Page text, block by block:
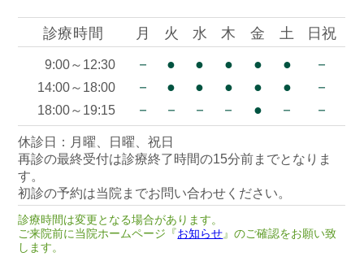
休診日：月曜、日曜、祝日
再診の最終受付は診療終了時間の15分前までとなりま
す。
初診の予約は当院までお問い合わせください。
診療時間 月 火 水 木 金 土 日祝
9:00～12:30 － ● ● ● ● ● －
14:00～18:00 － ● ● ● ● ● －
18:00～19:15 － － － － ● － －
診療時間は変更となる場合があります。
ご来院前に当院ホームページ『お知らせ 』のご確認をお願い致
します。